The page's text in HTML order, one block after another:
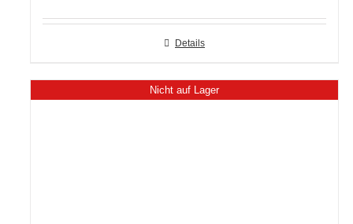
Details
Nicht auf Lager